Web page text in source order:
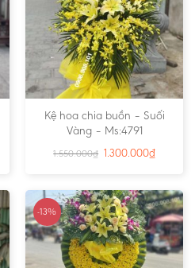
Kệ hoa chia buồn – Suối
Vàng – Ms:4791
1.550.000₫ 1.300.000₫
-13%